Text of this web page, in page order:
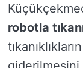
robotla